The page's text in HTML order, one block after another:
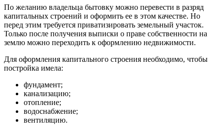
По желанию владельца бытовку можно перевести в разряд
капитальных строений и оформить ее в этом качестве. Но
перед этим требуется приватизировать земельный участок.
Только после получения выписки о праве собственности на
землю можно переходить к оформлению недвижимости.
Для оформления капитального строения необходимо, чтобы
постройка имела:
фундамент;
канализацию;
отопление;
водоснабжение;
вентиляцию.